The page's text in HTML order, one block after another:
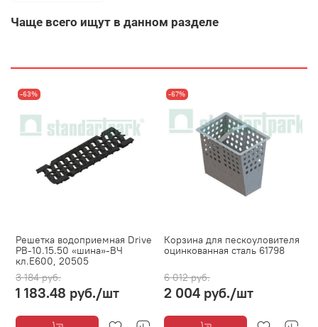
Чаще всего ищут в данном разделе
-63%
Решетка водоприемная Drive
РВ-10.15.50 «шина»-ВЧ
кл.Е600, 20505
3 184 руб.
1 183.48 руб./шт
-67%
Корзина для пескоуловителя
оцинкованная сталь 61798
6 012 руб.
2 004 руб./шт